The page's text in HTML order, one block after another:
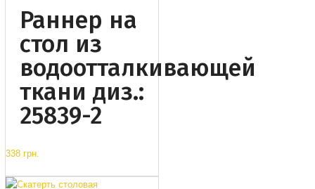
Раннер на
стол из
водоотталкивающей
ткани диз.:
25839-2
338 грн.